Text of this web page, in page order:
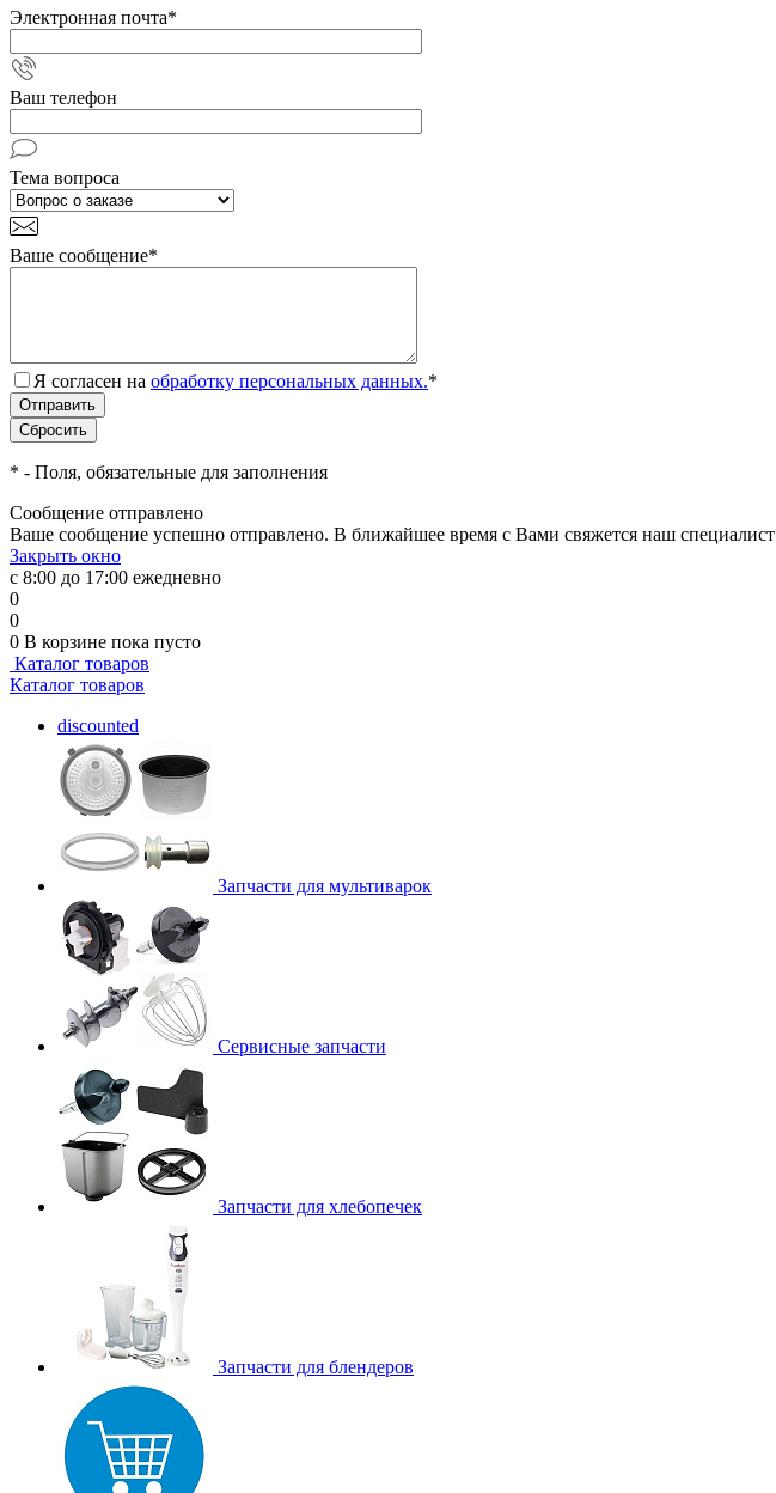
Электронная почта*
Ваш телефон
Тема вопроса
Ваше сообщение*
Я согласен на обработку персональных данных.*
* - Поля, обязательные для заполнения
Сообщение отправлено
Ваше сообщение успешно отправлено. В ближайшее время с Вами свяжется наш специалист
Закрыть окно
с 8:00 до 17:00 ежедневно
0
0
0 В корзине пока пусто
Каталог товаров
Каталог товаров
discounted
Запчасти для мультиварок
Сервисные запчасти
Запчасти для хлебопечек
Запчасти для блендеров